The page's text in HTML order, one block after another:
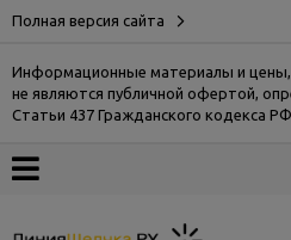
Полная версия сайта
Информационные материалы и
не являются публичной офертой,
Статьи 437 Гражданского кодекса
О